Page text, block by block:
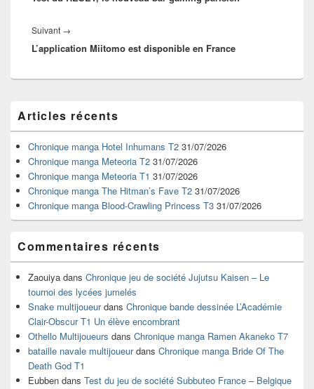
Suivant →
suivant :
L’application Miitomo est disponible en France
principale
de
widget
pour
barre
latérale
Articles récents
Chronique manga Hotel Inhumans T2 31/07/2026
Chronique manga Meteoria T2 31/07/2026
Chronique manga Meteoria T1 31/07/2026
Chronique manga The Hitman’s Fave T2 31/07/2026
Chronique manga Blood-Crawling Princess T3 31/07/2026
Commentaires récents
Zaouiya dans Chronique jeu de société Jujutsu Kaisen – Le
tournoi des lycées jumelés
Snake multijoueurdans Chronique bande dessinée L’Académie
Clair-Obscur T1 Un élève encombrant
Othello Multijoueurs dans Chronique manga Ramen Akaneko T7
bataille navale multijoueurdans Chronique manga Bride Of The
Death God T1
Eubben dans Test du jeu de société Subbuteo France – Belgique